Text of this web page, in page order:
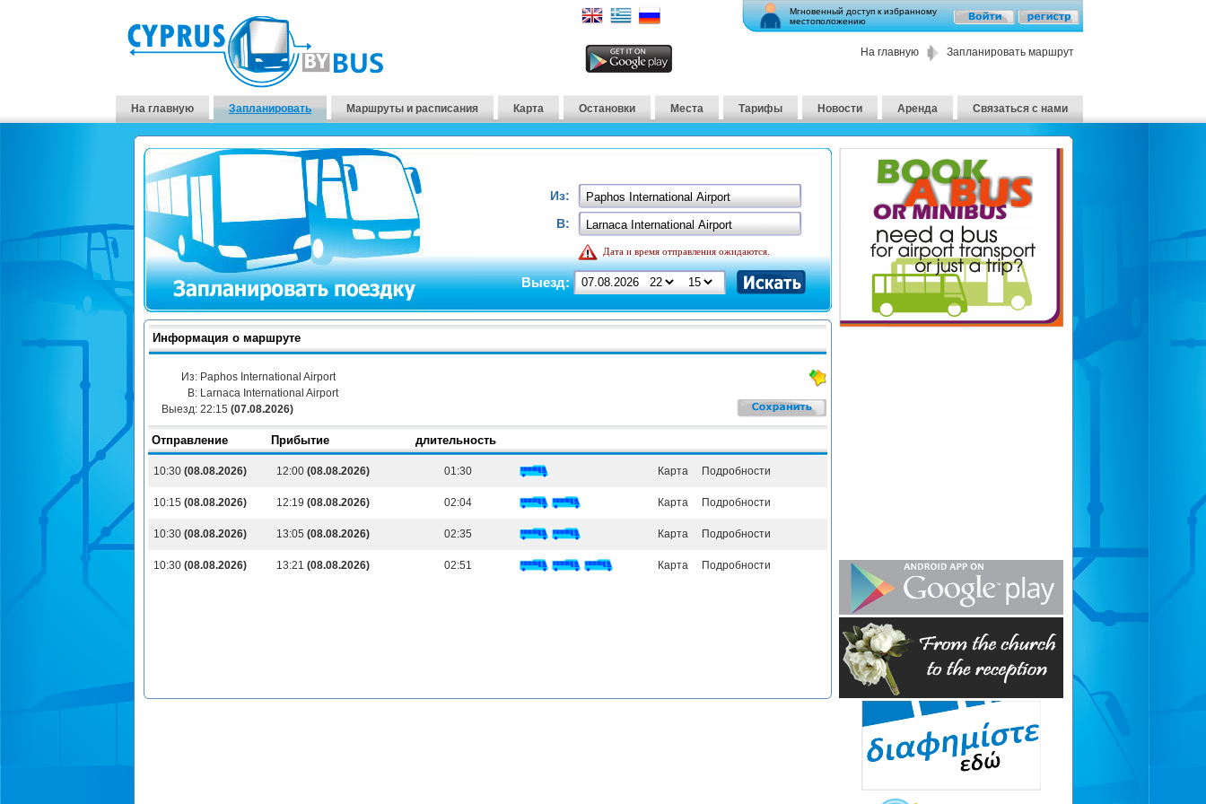
Мгновенный доступ к избранному
местоположению
На главную Запланировать маршрут
На главную Запланировать Маршруты и расписания Карта Остановки Места Тарифы Новости Аренда Связаться с нами
Из:
В:
Дата и время отправления ожидаются.
Выезд:
Информация о маршруте
Из: Paphos International Airport
В: Larnaca International Airport
Выезд: 22:15 (07.08.2026)
Отправление Прибытие длительность
10:30 (08.08.2026) 12:00 (08.08.2026) 01:30 Карта Подробности
10:15 (08.08.2026) 12:19 (08.08.2026) 02:04 Карта Подробности
10:30 (08.08.2026) 13:05 (08.08.2026) 02:35 Карта Подробности
10:30 (08.08.2026) 13:21 (08.08.2026) 02:51 Карта Подробности